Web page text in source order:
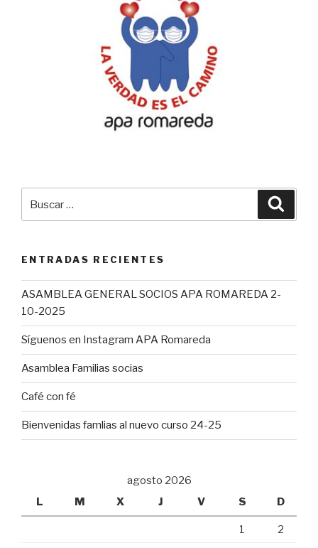
ENTRADAS RECIENTES
ASAMBLEA GENERAL SOCIOS APA ROMAREDA 2-
10-2025
Síguenos en Instagram APA Romareda
Asamblea Familias socias
Café con fé
Bienvenidas famlias al nuevo curso 24-25
agosto 2026
L
M X J V S D
1 2